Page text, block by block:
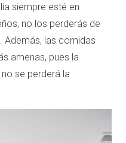
siempre esté en
no los perderás de
Además, las comidas
amenas, pues la
se perderá la